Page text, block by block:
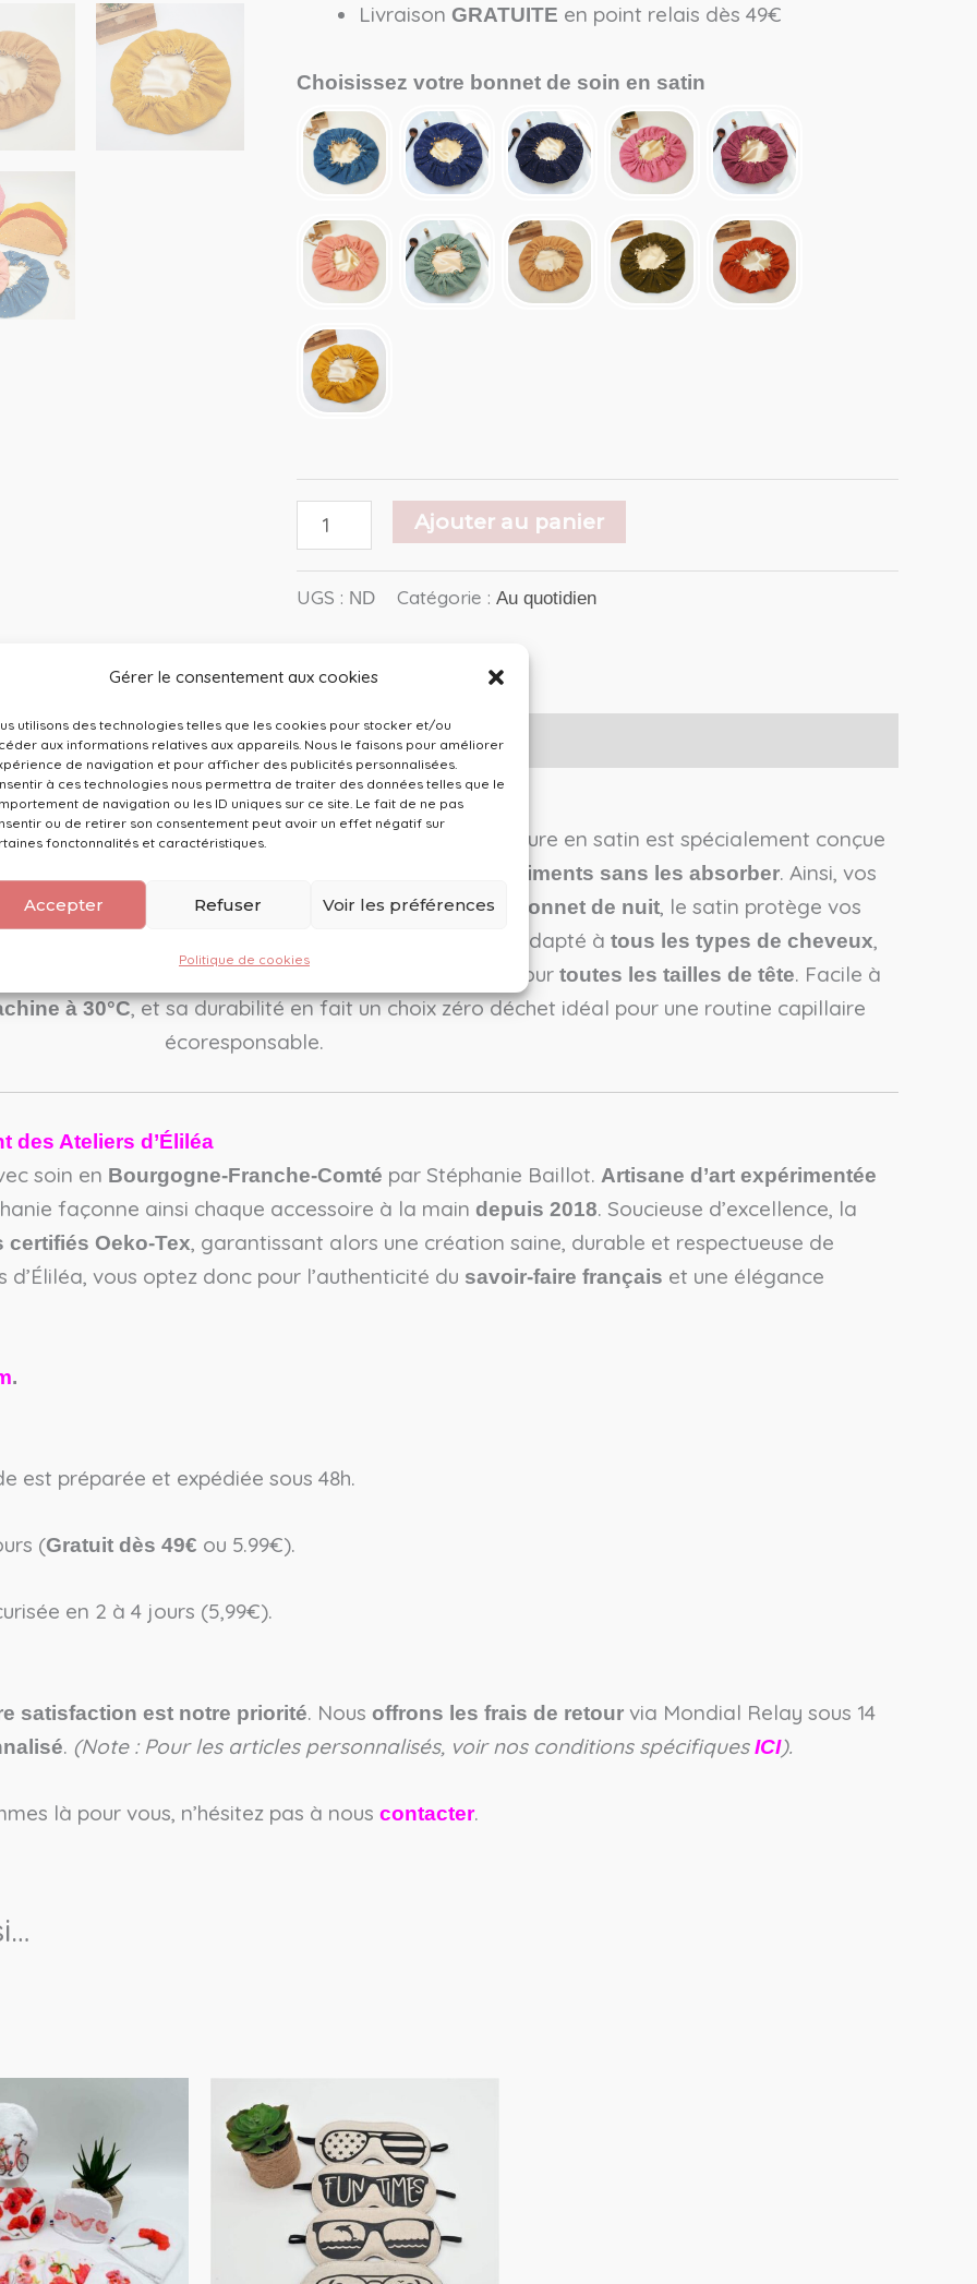
Gérer le consentement aux cookies
utilisons des technologies telles que les cookies pour stocker et/ou
aux informations relatives aux appareils. Nous le faisons pour améliorer
de navigation et pour afficher des publicités personnalisées.
à ces technologies nous permettra de traiter des données telles que le
de navigation ou les ID uniques sur ce site. Le fait de ne pas
ou de retirer son consentement peut avoir un effet négatif sur
fonctonnalités et caractéristiques.
Accepter Refuser Voir les préférences
Politique de cookies
Livraison GRATUITE en point relais dès 49€
Choisissez votre bonnet de soin en satin
Ajouter au panier
UGS : ND Catégorie : Au quotidien
Le bonnet de soin capillaire en satin
‘allié incontournable des belles chevelures
! Sa doublure en satin est spécialement conçue
En effet, le satin
retient l’hydratation et les nutriments sans les absorber. Ainsi, vos
de chaque soin que vous leur offrez. En tant que
bonnet de nuit, le satin protège vos
. Adapté à tous les types de cheveux,
un diamètre de 31 cm, il offre un confort optimal pour toutes les tailles de tête. Facile à
à 30°C, et sa durabilité en fait un choix zéro déchet idéal pour une routine capillaire
écoresponsable.
des Ateliers d’Éliléa
soin en Bourgogne-Franche-Comté par Stéphanie Baillot. Artisane d’art expérimentée
façonne ainsi chaque accessoire à la main depuis 2018. Soucieuse d’excellence, la
Oeko-Tex, garantissant alors une création saine, durable et respectueuse de
vous optez donc pour l’authenticité du savoir-faire français et une élégance
.
est préparée et expédiée sous 48h.
(Gratuit dès 49€ ou 5.99€).
en 2 à 4 jours (5,99€).
satisfaction est notre priorité. Nous offrons les frais de retour via Mondial Relay sous 14
. (Note : Pour les articles personnalisés, voir nos conditions spécifiquesICI).
là pour vous, n’hésitez pas à nous contacter.
produit
plusieurs
variations.